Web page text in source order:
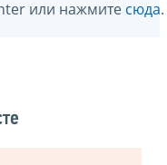
или нажмите сюда.